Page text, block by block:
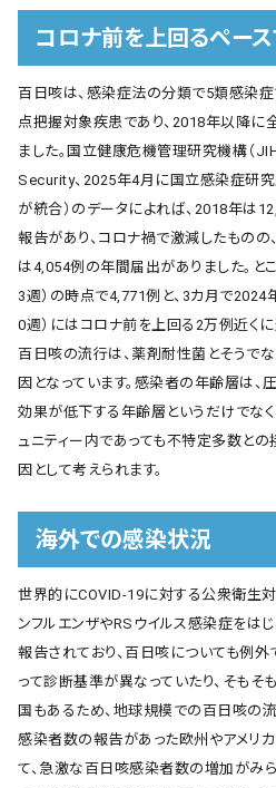
コロナ前を上回るペー
百日咳は、感染症法の分類で5類感染
点把握対象疾患であり、2018年以降
ました。国立健康危機管理研究機構（
Security、2025年4月に国立感染症研
が統合）のデータによれば、2018年は
報告があり、コロナ禍で激減したもの
は4,054例の年間届出がありました。と
3週）の時点で4,771例と、3カ月で2024
0週）にはコロナ前を上回る2万例近くに
百日咳の流行は、薬剤耐性菌とそうで
因となっています。感染者の年齢層は、
効果が低下する年齢層というだけでな
ュニティー内であっても不特定多数と
因として考えられます。
海外での感染状況
世界的にCOVID-19に対する公衆衛生
ンフルエンザやRSウイルス感染症をは
報告されており、百日咳についても例外
って診断基準が異なっていたり、そも
国もあるため、地球規模での百日咳の
感染者数の報告があった欧州やアメリ
て、急激な百日咳感染者数の増加がみ